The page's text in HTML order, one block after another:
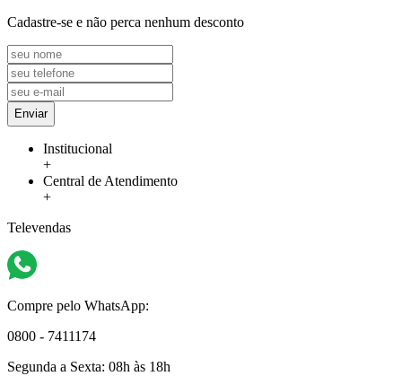
Cadastre-se e não perca nenhum desconto
Enviar
Institucional
+
Central de Atendimento
+
Televendas
Compre pelo WhatsApp:
0800 - 7411174
Segunda a Sexta: 08h às 18h